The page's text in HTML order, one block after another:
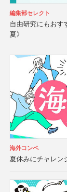
編集部セレクト
自由研究にもおす
夏》
海外コンペ
夏休みにチャレン